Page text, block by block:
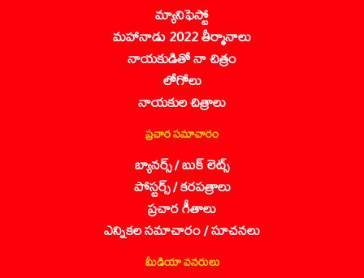
మ్యానిఫెస్టో
మహానాడు 2022 తీర్మానాలు
నాయకుడితో నా చిత్రం
లోగోలు
నాయకుల చిత్రాలు
ప్రచార సమాచారం
బ్యానర్స్ / బుక్ లెట్స్
పోస్టర్స్ / కరపత్రాలు
ప్రచార గీతాలు
ఎన్నికల సమాచారం / సూచనలు
మీడియా వనరులు